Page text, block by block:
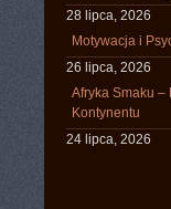
28 lipca, 2026
Motywacja i
26 lipca, 2026
Afryka Smaku –
Kontynentu
24 lipca, 2026